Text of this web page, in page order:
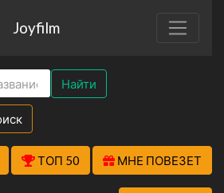
Joyfilm
Найти
ТОП 50 МНЕ ПОВЕЗЕТ